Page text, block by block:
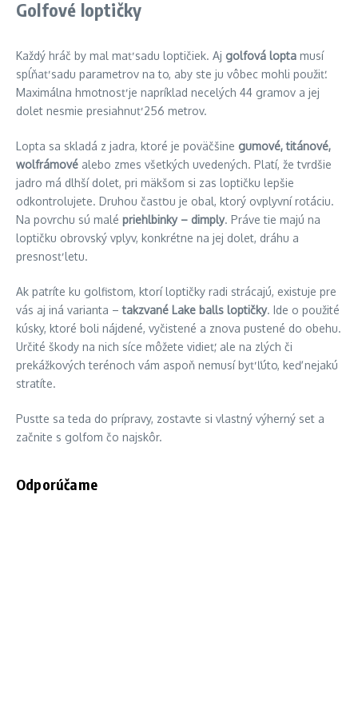
Golfové loptičky
Každý hráč by mal mať sadu loptičiek. Aj golfová lopta musí
spĺňať sadu parametrov na to, aby ste ju vôbec mohli použiť.
Maximálna hmotnosť je napríklad necelých 44 gramov a jej
dolet nesmie presiahnuť 256 metrov.
Lopta sa skladá z jadra, ktoré je poväčšine gumové, titánové,
wolfrámové alebo zmes všetkých uvedených. Platí, že tvrdšie
jadro má dlhší dolet, pri mäkšom si zas loptičku lepšie
odkontrolujete. Druhou časťou je obal, ktorý ovplyvní rotáciu.
Na povrchu sú malé priehlbinky – dimply. Práve tie majú na
loptičku obrovský vplyv, konkrétne na jej dolet, dráhu a
presnosť letu.
Ak patríte ku golfistom, ktorí loptičky radi strácajú, existuje pre
vás aj iná varianta –takzvané Lake balls loptičky. Ide o použité
kúsky, ktoré boli nájdené, vyčistené a znova pustené do obehu.
Určité škody na nich síce môžete vidieť, ale na zlých či
prekážkových terénoch vám aspoň nemusí byť ľúto, keď nejakú
stratíte.
Pusťte sa teda do prípravy, zostavte si vlastný výherný set a
začnite s golfom čo najskôr.
Odporúčame